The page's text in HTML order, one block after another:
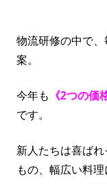
物流研修の中で
案。
今年も 《2つの価
です。
新人たちは喜ば
もの、幅広い料理